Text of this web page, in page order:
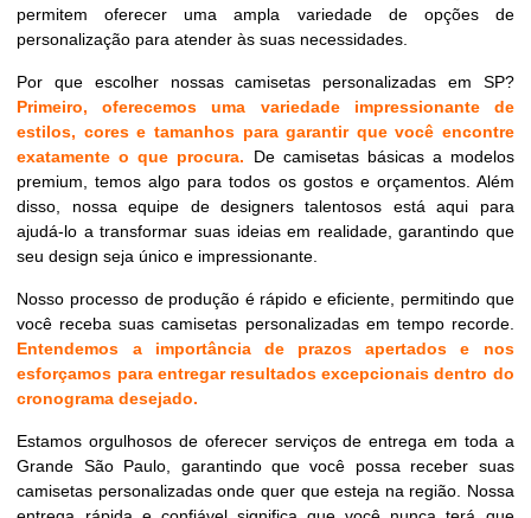
permitem oferecer uma ampla variedade de opções de
personalização para atender às suas necessidades.
Por que escolher nossas camisetas personalizadas em SP?
Primeiro, oferecemos uma variedade impressionante de
estilos, cores e tamanhos para garantir que você encontre
exatamente o que procura.
De camisetas básicas a modelos
premium, temos algo para todos os gostos e orçamentos. Além
disso, nossa equipe de designers talentosos está aqui para
ajudá-lo a transformar suas ideias em realidade, garantindo que
seu design seja único e impressionante.
Nosso processo de produção é rápido e eficiente, permitindo que
você receba suas camisetas personalizadas em tempo recorde.
Entendemos a importância de prazos apertados e nos
esforçamos para entregar resultados excepcionais dentro do
cronograma desejado.
Estamos orgulhosos de oferecer serviços de entrega em toda a
Grande São Paulo, garantindo que você possa receber suas
camisetas personalizadas onde quer que esteja na região. Nossa